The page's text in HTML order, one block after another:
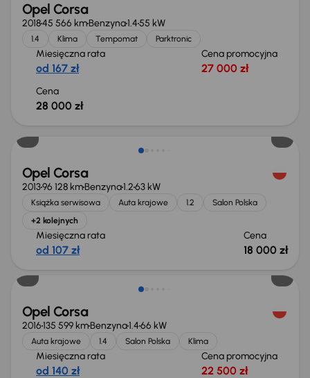
Opel Corsa
201845 566 kmBenzyna1.455 kW
1.4 Klima Tempomat Parktronic
Miesięczna rata
od 167 zł
Cena promocyjna
27 000 zł
Cena
28 000 zł
Opel Corsa
201396 128 kmBenzyna1.263 kW
Książka serwisowa Auta krajowe 1.2
Salon Polska
+2 kolejnych
Miesięczna rata
od 107 zł
Cena
18 000 zł
Taniej o 500 zł
Opel Corsa
2016135 599 kmBenzyna1.466 kW
Auta krajowe 1.4 Salon Polska Klima
Miesięczna rata
od 140 zł
Cena promocyjna
22 500 zł